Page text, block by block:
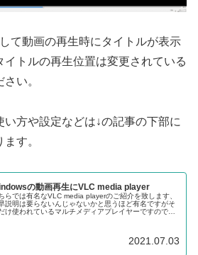
て動画の再生時にタイトルが表示
イトルの再生位置は変更されている
い。
い方や設定などは↓の記事の下部に
す。
の動画再生にVLC media player
らでは有名なVLC media playerのご紹介を致します、
説明は要らないんじゃないかと思うほど有名ですがそ
け使われているマルチメディアプレイヤーですので、
2021.07.03